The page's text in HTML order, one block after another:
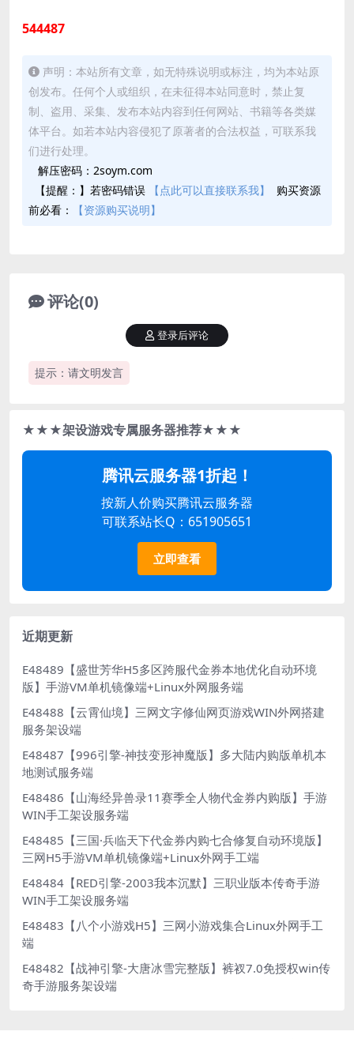
544487
声明：本站所有文章，如无特殊说明或标注，均为本站原
创发布。任何个人或组织，在未征得本站同意时，禁止复
制、盗用、采集、发布本站内容到任何网站、书籍等各类媒
体平台。如若本站内容侵犯了原著者的合法权益，可联系我
们进行处理。
解压密码：2soym.com
【提醒：】若密码错误
【点此可以直接联系我】
购买资源
前必看：
【资源购买说明】
评论(0)
提示：请文明发言
登录后评论
★★★架设游戏专属服务器推荐★★★
腾讯云服务器1折起！
按新人价购买腾讯云服务器
可联系站长Q：651905651
立即查看
近期更新
E48489【盛世芳华H5多区跨服代金券本地优化自动环境
版】手游VM单机镜像端+Linux外网服务端
E48488【云霄仙境】三网文字修仙网页游戏WIN外网搭建
服务架设端
E48487【996引擎-神技变形神魔版】多大陆内购版单机本
地测试服务端
E48486【山海经异兽录11赛季全人物代金券内购版】手游
WIN手工架设服务端
E48485【三国·兵临天下代金券内购七合修复自动环境版】
三网H5手游VM单机镜像端+Linux外网手工端
E48484【RED引擎-2003我本沉默】三职业版本传奇手游
WIN手工架设服务端
E48483【八个小游戏H5】三网小游戏集合Linux外网手工
端
E48482【战神引擎-大唐冰雪完整版】裤衩7.0免授权win传
奇手游服务架设端